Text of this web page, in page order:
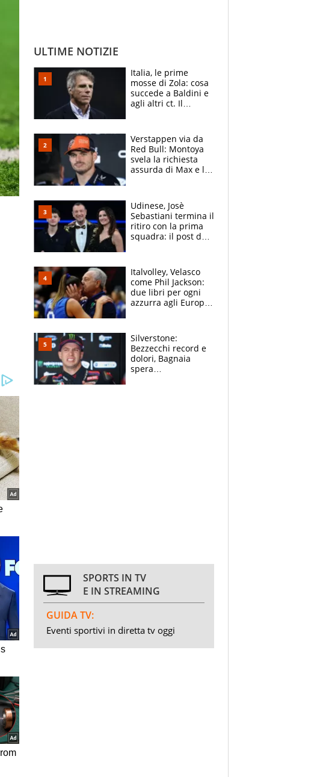
ULTIME NOTIZIE
Italia, le prime
mosse di Zola: cosa
succede a Baldini e
agli altri ct. Il
azzurri
Verstappen via da
Red Bull: Montoya
svela la richiesta
assurda di Max e lo
McLaren siano
meglio?”
Udinese, Josè
Sebastiani termina il
ritiro con la prima
squadra: il post del
sfondo
Italvolley, Velasco
come Phil Jackson:
due libri per ogni
azzurra agli Europei.
Silverstone:
Bezzecchi record e
dolori, Bagnaia
spera
SPORTS IN TV
E IN STREAMING
GUIDA TV:
Eventi sportivi in diretta tv oggi